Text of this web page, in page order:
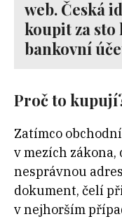
web. Česká
koupit za sto
bankovní
Proč to
Zatímco
v mezích
nesprávnou
dokument, čelí
v nejhorším